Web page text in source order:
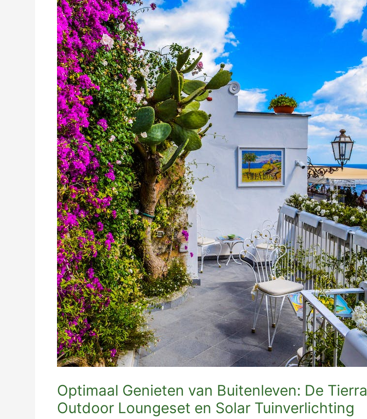
Optimaal Genieten van Buitenleven: De Tierra
Outdoor Loungeset en Solar Tuinverlichting